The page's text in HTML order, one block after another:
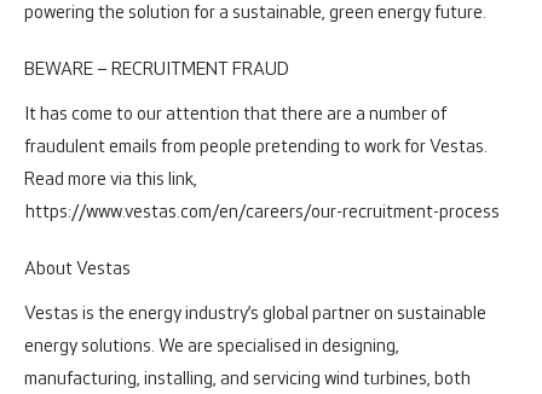
powering the solution for a sustainable, green energy future.
BEWARE – RECRUITMENT FRAUD
It has come to our attention that there are a number of
fraudulent emails from people pretending to work for Vestas.
Read more via this link,
https://www.vestas.com/en/careers/our-recruitment-process
About Vestas
Vestas is the energy industry’s global partner on sustainable
energy solutions. We are specialised in designing,
manufacturing, installing, and servicing wind turbines, both